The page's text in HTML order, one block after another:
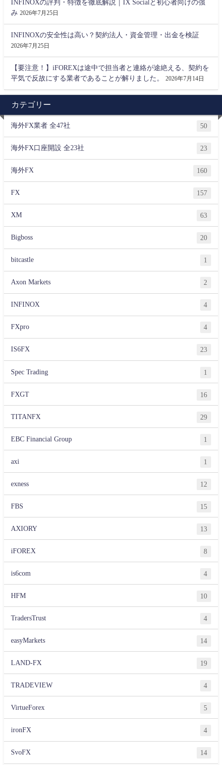
INFINOXの評判・特徴を徹底解説｜IX Socialと初心者向けの強
み 2026年7月25日
INFINOXの安全性は高い？契約法人・資金管理・出金を検証
2026年7月25日
【要注意！】iFOREXは途中で担当者と連絡が途絶える、契約を
平気で反故にする業者であることが解りました。
2026年7月14日
カテゴリー
海外FX業者 全47社 50
海外FX口座開設 全23社 23
海外FX 160
FX 157
XM 63
Bigboss 20
bitcastle 1
Axon Markets 2
INFINOX 4
FXpro 4
IS6FX 23
Spec Trading 1
FXGT 16
TITANFX 29
EBC Financial Group 1
axi 1
exness 12
FBS 15
AXIORY 13
iFOREX 8
is6com 4
HFM 10
TradersTrust 4
easyMarkets 14
LAND-FX 19
TRADEVIEW 4
VirtueForex 5
ironFX 4
SvoFX 14